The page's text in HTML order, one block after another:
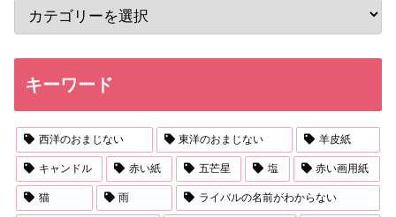
キーワード
西洋のおまじない 東洋のおまじない 羊皮紙
キャンドル 赤い紙 五芒星 塩 赤い画用紙
猫 雨 ライバルの名前がわからない